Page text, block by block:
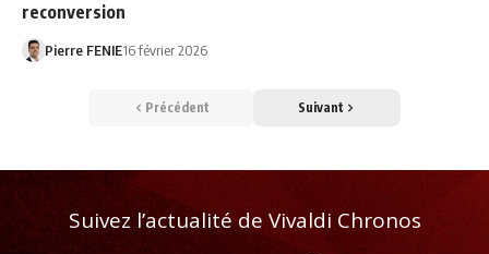
reconversion
Pierre FENIE16 février 2026
Précédent Suivant
Suivez l’actualité de Vivaldi Chronos